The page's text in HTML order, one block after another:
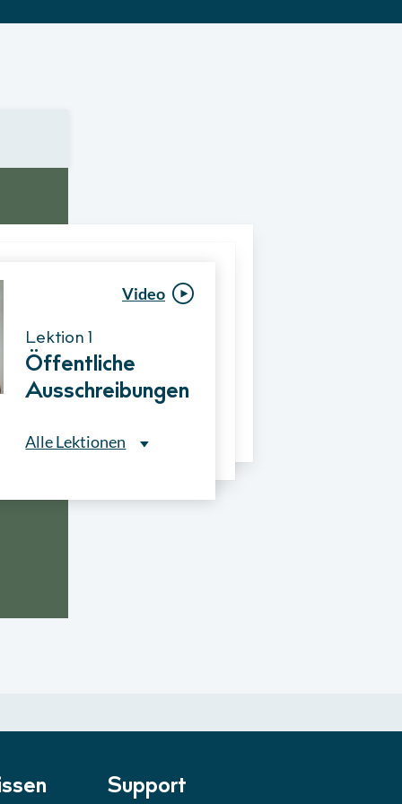
Video
Lektion 1
Öffentliche
Ausschreibungen
Alle Lektionen
Vergabeverfahre
Alle Lektionen
im Vergabeverfahren► 3:18 Min
von Angeboten Lektion
Support